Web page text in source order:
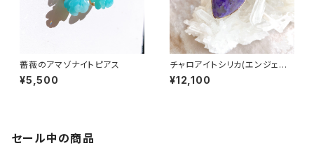
薔薇のアマゾナイトピアス
¥5,500
チャロアイトシリカ(エンジェル
シリカ)*14kgfペンダントトップ
¥12,100
セール中の商品